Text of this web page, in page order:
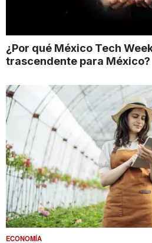
¿Por qué México Tech
trascendente para México?
ECONOMÍA